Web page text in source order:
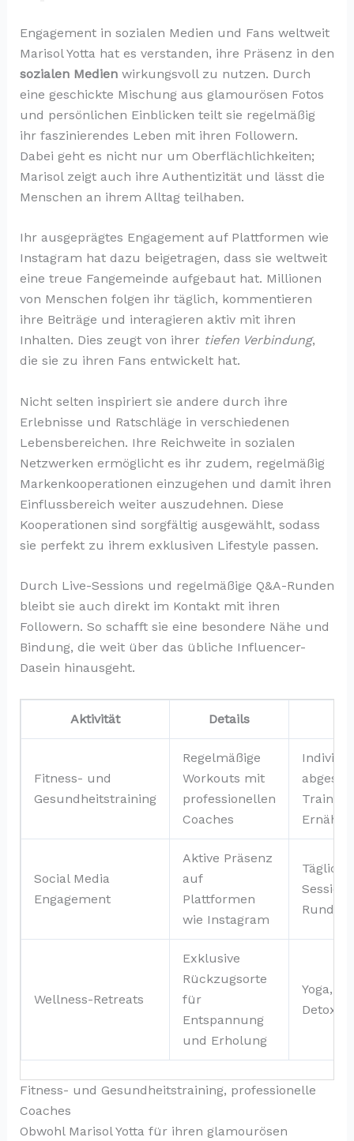
Engagement in sozialen Medien und Fans weltweit
Marisol Yotta hat es verstanden, ihre Präsenz in den
sozialen Medienwirkungsvoll zu nutzen. Durch
eine geschickte Mischung aus glamourösen Fotos
und persönlichen Einblicken teilt sie regelmäßig
ihr faszinierendes Leben mit ihren Followern.
Dabei geht es nicht nur um Oberflächlichkeiten;
Marisol zeigt auch ihre Authentizität und lässt die
Menschen an ihrem Alltag teilhaben.
Ihr ausgeprägtes Engagement auf Plattformen wie
Instagram hat dazu beigetragen, dass sie weltweit
eine treue Fangemeinde aufgebaut hat. Millionen
von Menschen folgen ihr täglich, kommentieren
ihre Beiträge und interagieren aktiv mit ihren
Inhalten. Dies zeugt von ihrer tiefen Verbindung,
die sie zu ihren Fans entwickelt hat.
Nicht selten inspiriert sie andere durch ihre
Erlebnisse und Ratschläge in verschiedenen
Lebensbereichen. Ihre Reichweite in sozialen
Netzwerken ermöglicht es ihr zudem, regelmäßig
Markenkooperationen einzugehen und damit ihren
Einflussbereich weiter auszudehnen. Diese
Kooperationen sind sorgfältig ausgewählt, sodass
sie perfekt zu ihrem exklusiven Lifestyle passen.
Durch Live-Sessions und regelmäßige Q&A-Runden
bleibt sie auch direkt im Kontakt mit ihren
Followern. So schafft sie eine besondere Nähe und
Bindung, die weit über das übliche Influencer-
Dasein hinausgeht.
Aktivität Details
Fitness- und
Gesundheitstraining
Regelmäßige
Workouts mit
professionellen
Coaches
Social Media
Engagement
Aktive Präsenz
auf
Plattformen
wie Instagram
Runden
Wellness-Retreats
Exklusive
Rückzugsorte
für
Entspannung
und Erholung
Yoga,
Detox-
Fitness- und Gesundheitstraining, professionelle
Coaches
Obwohl Marisol Yotta für ihren glamourösen